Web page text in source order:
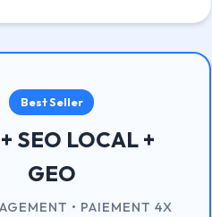
Best Seller
SEO LOCAL +
GEO
• PAIEMENT 4X